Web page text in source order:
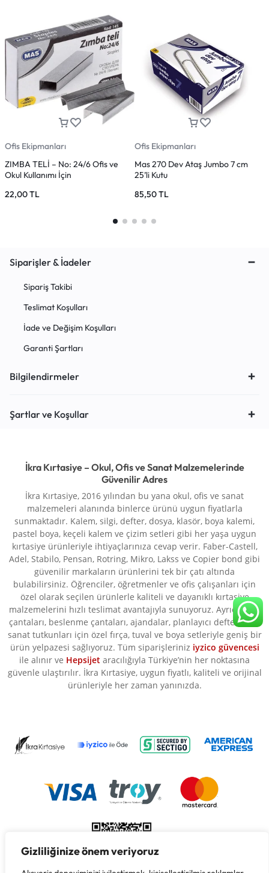
Gizliliğinize önem veriyoruz
Ofis Ekipmanları
ZIMBA TELİ – No: 24/6 Ofis ve
Okul Kullanımı İçin
22,00TL
Ofis Ekipmanları
Mas 270 Dev Ataş Jumbo 7 cm
25’li Kutu
85,50TL
Siparişler & İadeler
Sipariş Takibi
Teslimat Koşulları
İade ve Değişim Koşulları
Garanti Şartları
Bilgilendirmeler
Şartlar ve Koşullar
İkra Kırtasiye – Okul, Ofis ve Sanat Malzemelerinde
Güvenilir Adres
İkra Kırtasiye, 2016 yılından bu yana okul, ofis ve sanat
malzemeleri alanında binlerce ürünü uygun fiyatlarla
sunmaktadır. Kalem, silgi, defter, dosya, klasör, boya kalemi,
pastel boya, keçeli kalem ve çizim setleri gibi her yaşa uygun
kırtasiye ürünleriyle ihtiyaçlarınıza cevap verir. Faber-Castell,
Adel, Stabilo, Pensan, Rotring, Mikro, Lakss ve Copier bond gibi
güvenilir markaların ürünlerini tek bir çatı altında
bulabilirsiniz. Öğrenciler, öğretmenler ve ofis çalışanları için
özel olarak seçilen ürünlerle kaliteli ve dayanıklı kırtasiye
malzemelerini hızlı teslimat avantajıyla sunuyoruz. Ayrıca okul
çantaları, beslenme çantaları, ajandalar, planlayıcı defterler ve
sanat tutkunları için özel fırça, tuval ve boya setleriyle geniş bir
ürün yelpazesi sağlıyoruz. Tüm siparişleriniz iyzico güvencesi
ile alınır ve Hepsijet aracılığıyla Türkiye’nin her noktasına
güvenle ulaştırılır. İkra Kırtasiye, uygun fiyatlı, kaliteli ve orijinal
ürünleriyle her zaman yanınızda.